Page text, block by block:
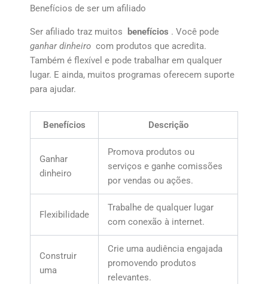
Benefícios de ser um afiliado
Ser afiliado traz muitos benefícios . Você pode
ganhar dinheiro com produtos que acredita.
Também é flexível e pode trabalhar em qualquer
lugar. E ainda, muitos programas oferecem suporte
para ajudar.
Benefícios Descrição
Ganhar
dinheiro
Promova produtos ou
serviços e ganhe comissões
por vendas ou ações.
Flexibilidade
Trabalhe de qualquer lugar
com conexão à internet.
Construir
uma
Crie uma audiência engajada
promovendo produtos
relevantes.